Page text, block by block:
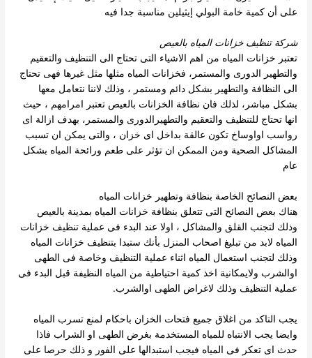
على أن كمية خامة البولي إيثيلين مناسبة جدا فيه
شركة تنظيف خزانات المياه بالعيص
تعتبر خزانات المياه من اهم الاشياء التى تحتاج الى التنظيف والتعقيم
والتطهير الدورى والمستمر، فخزانات المياه مثلها مثل غيرها فهى تحتاج
الى النظافة والتطهير بشكل دائم ومستمر ، وذلك لاننا نتعامل معها
بشكل مباشر، لذلك فان نظافة الخزانات بالعيص تعتبر امرامهم ، حيث
انها تحتاج للتنظيف والتعقيم والتطهيرالدورى والمستمر، بهدف ازالة اى
رواسب اواوساخ تكون عالقة بداخل اى خزان ، والتى يمكن ان تسبب
المشاكل الصحية ومن الممكن ان تؤثر على طعم ورائحة المياه بشكل
عام
بعض النصائح الخاصة بنظافة وتطهير خزانات المياه
هناك بعض النصائح التى تتعلق بنظافة خزانات المياه بمدينة بالعيص
وذلك لتجنب القلق والمشاكل ، اولا عند البدء فى عملية تنظيف خزانات
المياه لابد من تبليغ اصحاب المنزل بأنك ستبدا بتنظيف خزانات المياه
وذلك لتجنب استعمال المياه اثناء عملية التنظيف وخاصة فى الطهى
اوالشرب ولايمكانية اخذ كمية احتياطية من المياه النظيفة قبل البدء فى
عملية التنظيف وذلك لاغراض الطهى اوالشرب.
يجب التاكد من اغلاق جميع فتحات الخزان باحكام لمنع تسرب المياه
وايضا يجب الانتباه للمياه المستخدمة بغرض الطهى او الشراب فاذا
حدث اى تعكر فى المياه فيجب استبدالها على الفور و ذلك حرصا على